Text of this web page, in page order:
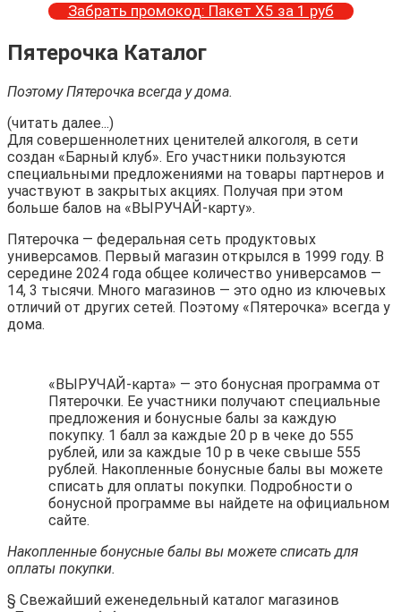
Забрать промокод: Пакет Х5 за 1 руб
Пятерочка Каталог
Поэтому Пятерочка всегда у дома.
(читать далее...)
Для совершеннолетних ценителей алкоголя, в сети
создан «Барный клуб». Его участники пользуются
специальными предложениями на товары партнеров и
участвуют в закрытых акциях. Получая при этом
больше балов на «ВЫРУЧАЙ-карту».
Пятерочка — федеральная сеть продуктовых
универсамов. Первый магазин открылся в 1999 году. В
середине 2024 года общее количество универсамов —
14, 3 тысячи. Много магазинов — это одно из ключевых
отличий от других сетей. Поэтому «Пятерочка» всегда у
дома.
«ВЫРУЧАЙ-карта» — это бонусная программа от
Пятерочки. Ее участники получают специальные
предложения и бонусные балы за каждую
покупку. 1 балл за каждые 20 р в чеке до 555
рублей, или за каждые 10 р в чеке свыше 555
рублей. Накопленные бонусные балы вы можете
списать для оплаты покупки. Подробности о
бонусной программе вы найдете на официальном
сайте.
Накопленные бонусные балы вы можете списать для
оплаты покупки.
§ Свежайший еженедельный каталог магазинов